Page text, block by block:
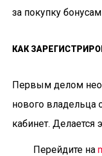
за покупку
КАК
Первым делом
нового владельца
кабинет. Делается
Перейдите на